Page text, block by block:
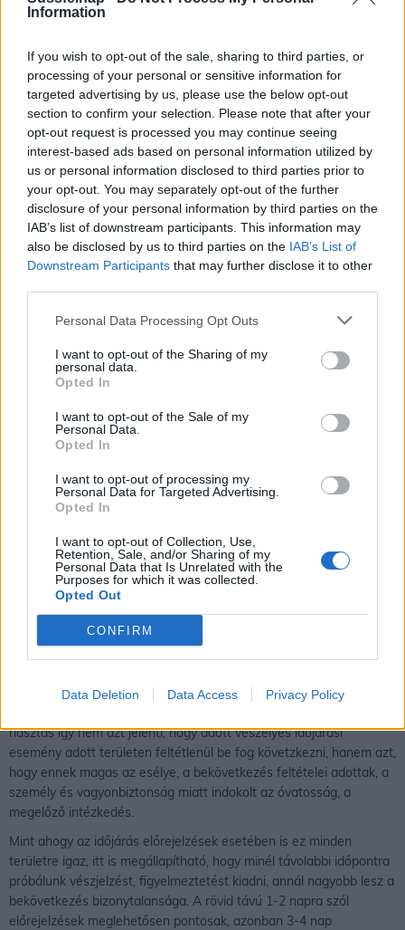
Information
If you wish to opt-out of the sale, sharing to third parties, or
processing of your personal or sensitive information for
targeted advertising by us, please use the below opt-out
section to confirm your selection. Please note that after your
opt-out request is processed you may continue seeing
interest-based ads based on personal information utilized by
us or personal information disclosed to third parties prior to
your opt-out. You may separately opt-out of the further
disclosure of your personal information by third parties on the
IAB’s list of downstream participants. This information may
also be disclosed by us to third parties on the IAB’s List of
Downstream Participants that may further disclose it to other
Personal Data Processing Opt Outs
I want to opt-out of the Sharing of my
personal data.
Opted In
I want to opt-out of the Sale of my
Personal Data.
Opted In
I want to opt-out of processing my
Personal Data for Targeted Advertising.
Opted In
I want to opt-out of Collection, Use,
Retention, Sale, and/or Sharing of my
Personal Data that Is Unrelated with the
Purposes for which it was collected.
Opted Out
CONFIRM
Data Deletion Data Access Privacy Policy
35
19
35
19
37
16
38
20
32
19
31
16
Vészjelzések, Figyelmeztetések
Fontos tudni, hogy a veszélyes időjárási eseményeket a
alkalmazása ellenére sem lehetséges minden esetben
megfelelően korán, előre jelezni és így a megfelelő szintű
esemény kialakulhat a figyelmeztetéssel és riasztással érintett és
riasztás így nem azt jelenti, hogy adott veszélyes időjárási
esemény adott területen feltétlenül be fog követzkezni, hanem azt,
hogy ennek magas az esélye, a bekövetkezés feltételei adottak, a
személy és vagyonbiztonság miatt indokolt az óvatosság, a
megelőző intézkedés.
Mint ahogy az időjárás előrejelzések esetében is ez minden
területre igaz, itt is megállapítható, hogy minél távolabbi időpontra
próbálunk vészjelzést, figyelmeztetést kiadni, annál nagyobb lesz a
bekövetkezés bizonytalansága. A rövid távú 1-2 napra szól
előrejelzések meglehetősen pontosak, azonban 3-4 nap